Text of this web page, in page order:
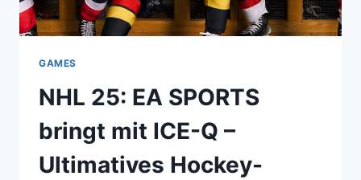
GAMES
NHL 25: EA SPORTS
bringt mit ICE-Q –
Ultimatives Hockey-